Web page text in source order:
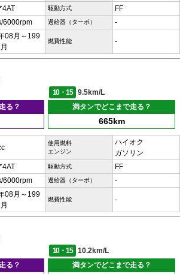
4AT 駆動方式 FF
6000rpm 過給器（ターボ） -
08月～199
燃費性能 -
10・15
9.5km/L
る？
満タンでどこまで走る？
665km
使用燃料
エンジン
ハイオク
ガソリン
4AT 駆動方式 FF
6000rpm 過給器（ターボ） -
08月～199
燃費性能 -
10・15
10.2km/L
る？
満タンでどこまで走る？